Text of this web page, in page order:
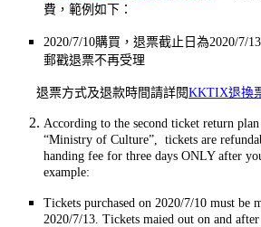
費，範例如下：
2020/7/10購買，退票截止日為2020/7/
郵戳退票不再受理
退票方式及退款時間請詳閱KKTIX退換
According to the second ticket return
“Ministry of Culture”, tickets are
handing fee for three days ONLY after
example:
Tickets purchased on 2020/7/10 must be
2020/7/13. Tickets maied out on and